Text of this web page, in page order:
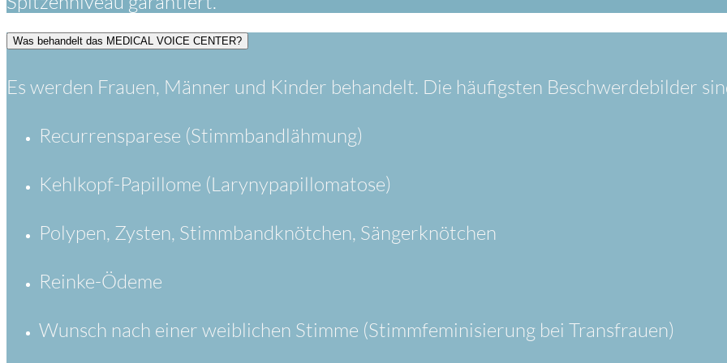
Was behandelt das MEDICAL VOICE CENTER?
Es werden Frauen, Männer und Kinder behandelt. Die häufigsten Beschwerdebilder
Recurrensparese (Stimmbandlähmung)
Kehlkopf-Papillome (Larynypapillomatose)
Polypen, Zysten, Stimmbandknötchen, Sängerknötchen
Reinke-Ödeme
Wunsch nach einer weiblichen Stimme (Stimmfeminisierung bei Transfrauen)